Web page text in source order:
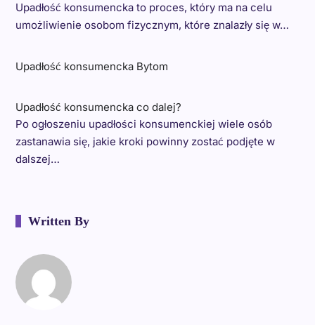
Upadłość konsumencka to proces, który ma na celu
umożliwienie osobom fizycznym, które znalazły się w…
Upadłość konsumencka Bytom
Upadłość konsumencka co dalej?
Po ogłoszeniu upadłości konsumenckiej wiele osób
zastanawia się, jakie kroki powinny zostać podjęte w
dalszej…
Written By